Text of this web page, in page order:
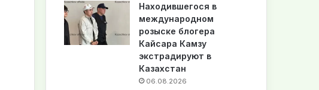
Находившегося в
международном
розыске блогера
Кайсара Камзу
экстрадируют в
Казахстан
06.08.2026